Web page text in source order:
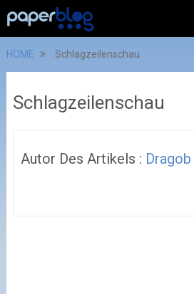
HOME Schlagzeilenschau
Schlagzeilenschau
Autor Des Artikels : Dragob